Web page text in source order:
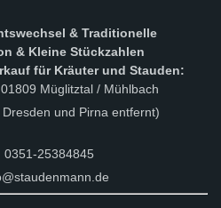
& Traditionelle
& Kleine Stückzahlen
für Kräuter und Stauden:
Müglitztal / Mühlbach
und Pirna entfernt)
0351-25384845